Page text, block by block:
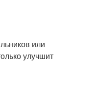
или
улучшит